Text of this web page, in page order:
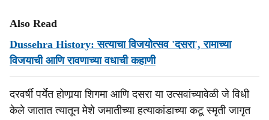
Also Read
Dussehra History: सत्याचा विजयोत्सव 'दसरा', रामाच्या
विजयाची आणि रावणाच्या वधाची कहाणी
दरवर्षी पर्येत होणार्‍या शिगमा आणि दसरा या उत्सवांच्यावेळी जे विधी
केले जातात त्यातून मेशे जमातीच्या हत्याकांडाच्या कटू स्मृती जागृत